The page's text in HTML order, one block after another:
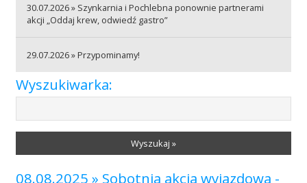
Szpitale
Badania
30.07.2026 » Szynkarnia i Pochlebna ponownie partnerami
akcji „Oddaj krew, odwiedź gastro”
29.07.2026 » Przypominamy!
Wyszukiwarka:
Wyszukaj »
08.08.2025 » Sobotnia akcja wyjazdowa -